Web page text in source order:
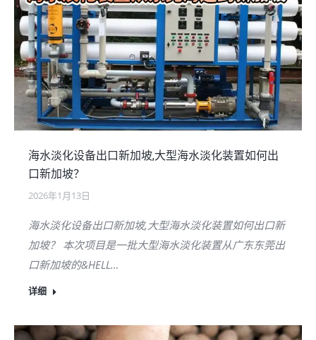
海水淡化设备出口新加坡,大型海水淡化装置如何出
口新加坡？
2026年1月13日
海水淡化设备出口新加坡,大型海水淡化装置如何出口新
加坡？ 本次项目是一批大型海水淡化装置从广东东莞出
口新加坡的&HELL…
详细